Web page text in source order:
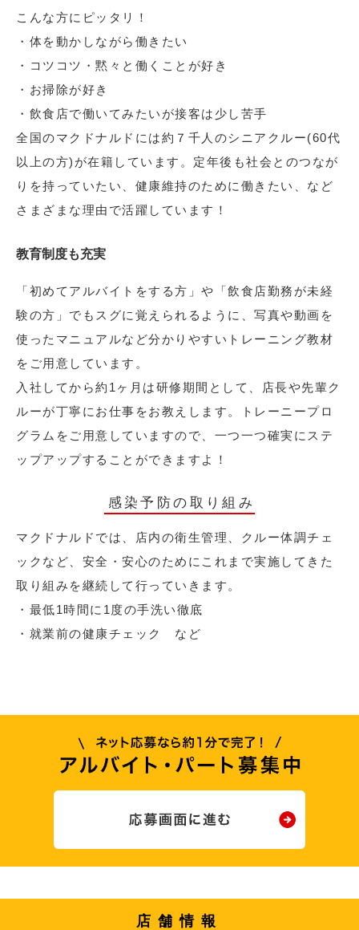
こんな方にピッタリ！
・体を動かしながら働きたい
・コツコツ・黙々と働くことが好き
・お掃除が好き
・飲食店で働いてみたいが接客は少し苦手
全国のマクドナルドには約７千人のシニアクルー(60代
以上の方)が在籍しています。定年後も社会とのつなが
りを持っていたい、健康維持のために働きたい、など
さまざまな理由で活躍しています！
教育制度も充実
「初めてアルバイトをする方」や「飲食店勤務が未経
験の方」でもスグに覚えられるように、写真や動画を
使ったマニュアルなど分かりやすいトレーニング教材
をご用意しています。
入社してから約1ヶ月は研修期間として、店長や先輩ク
ルーが丁寧にお仕事をお教えします。トレーニープロ
グラムをご用意していますので、一つ一つ確実にステ
ップアップすることができますよ！
感染予防の取り組み
マクドナルドでは、店内の衛生管理、クルー体調チェ
ックなど、安全・安心のためにこれまで実施してきた
取り組みを継続して行っていきます。
・最低1時間に1度の手洗い徹底
・就業前の健康チェック など
店舗情報